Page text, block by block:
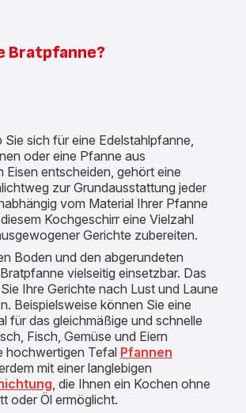
Bratpfanne?
Sie sich für eine Edelstahlpfanne,
oder eine Pfanne aus
Eisen entscheiden, gehört eine
zur Grundausstattung jeder
vom Material Ihrer Pfanne
Kochgeschirr eine Vielzahl
Gerichte zubereiten.
Boden und den abgerundeten
vielseitig einsetzbar. Das
Ihre Gerichte nach Lust und Laune
Beispielsweise können Sie eine
für das gleichmäßige und schnelle
Fisch, Gemüse und Eiern
hochwertigen Tefal Pfannen
mit einer langlebigen
, die Ihnen ein Kochen ohne
oder Öl ermöglicht.